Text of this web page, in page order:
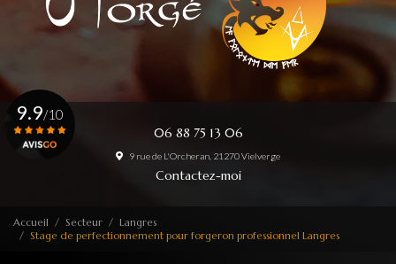
06 88 75 13 06
9 rue de L'Orcheran, 21270 Vielverge
Contactez-moi
9.9/10
Accueil Secteur
Langres
Stage de perfectionnement pour forgeron professionnel Langres